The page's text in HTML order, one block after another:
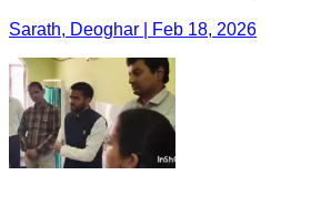
Sarath, Deoghar | Feb 18, 2026